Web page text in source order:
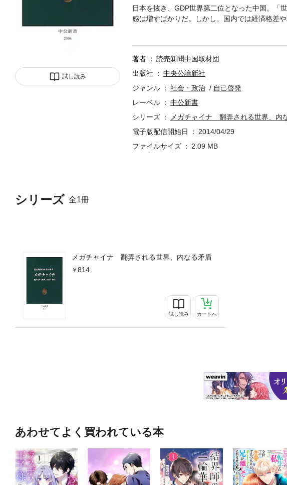
試し読み
シリーズ 全1冊
メガチャイナ 翻弄される世界、内なる矛盾
814
試し読み カートへ
日本を抜き、GDP世界第二位となった中国。「
感は増すばかりだ。しかし、国内では経済格差
進出などには世界の反発も根強い。中国は「
著者
読売新聞中国取材団
出版社
中央公論新社
ジャンル
社会・政治
自己啓発
レーベル
中公新書
シリーズ
メガチャイナ 翻弄される世界、内
電子版配信開始日
2014/04/29
ファイルサイズ
2.09 MB
あわせてよく買われている本